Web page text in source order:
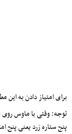
برای امتیاز دادن به
توجه: وقتی با ماوس روی
پنج ستاره زرد یعنی پنج